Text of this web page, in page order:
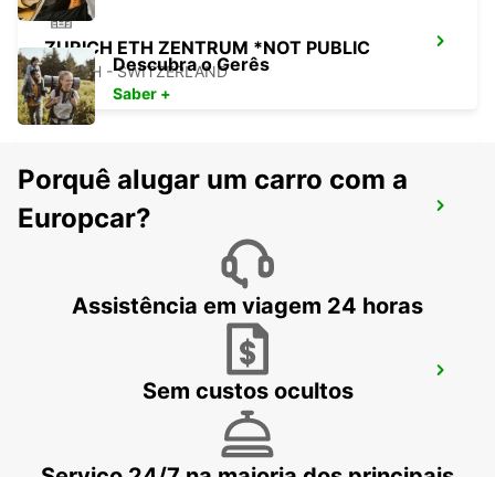
ZURICH ETH ZENTRUM *NOT PUBLIC
ZURICH - SWITZERLAND
ZURICH BRUNAUPARK
ZURICH - SWITZERLAND
ZURIQUE, CENTRO, ESTACAO CENTRAL
ZURICH - SWITZERLAND
Descubra o Gerês
Saber +
Porquê alugar um carro com a
Europcar?
Assistência em viagem 24 horas
Sem custos ocultos